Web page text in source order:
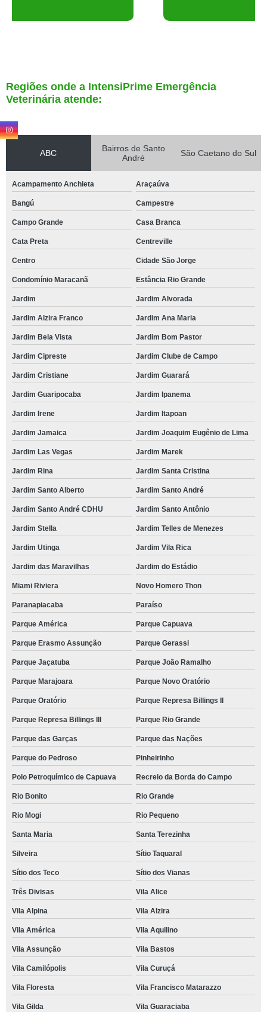
Regiões onde a IntensiPrime Emergência
Veterinária atende:
ABC
Bairros de Santo
André
São Caetano do Sul
Acampamento Anchieta Araçaúva
Bangú Campestre
Campo Grande Casa Branca
Cata Preta Centreville
Centro Cidade São Jorge
Condomínio Maracanã Estância Rio Grande
Jardim Jardim Alvorada
Jardim Alzira Franco Jardim Ana Maria
Jardim Bela Vista Jardim Bom Pastor
Jardim Cipreste Jardim Clube de Campo
Jardim Cristiane Jardim Guarará
Jardim Guaripocaba Jardim Ipanema
Jardim Irene Jardim Itapoan
Jardim Jamaica Jardim Joaquim Eugênio de Lima
Jardim Las Vegas Jardim Marek
Jardim Rina Jardim Santa Cristina
Jardim Santo Alberto Jardim Santo André
Jardim Santo André CDHU Jardim Santo Antônio
Jardim Stella Jardim Telles de Menezes
Jardim Utinga Jardim Vila Rica
Jardim das Maravilhas Jardim do Estádio
Miami Riviera Novo Homero Thon
Paranapiacaba Paraíso
Parque América Parque Capuava
Parque Erasmo Assunção Parque Gerassi
Parque Jaçatuba Parque João Ramalho
Parque Marajoara Parque Novo Oratório
Parque Oratório Parque Represa Billings II
Parque Represa Billings III Parque Rio Grande
Parque das Garças Parque das Nações
Parque do Pedroso Pinheirinho
Polo Petroquímico de Capuava Recreio da Borda do Campo
Rio Bonito Rio Grande
Rio Mogi Rio Pequeno
Santa Maria Santa Terezinha
Silveira Sítio Taquaral
Sítio dos Teco Sítio dos Vianas
Três Divisas Vila Alice
Vila Alpina Vila Alzira
Vila América Vila Aquilino
Vila Assunção Vila Bastos
Vila Camilópolis Vila Curuçá
Vila Floresta Vila Francisco Matarazzo
Vila Gilda Vila Guaraciaba